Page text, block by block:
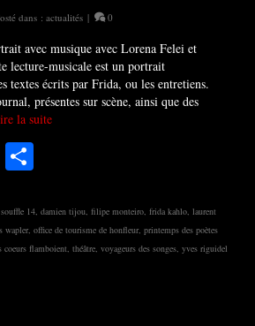
dans : actualités | 0
avec musique avec Lorena Felei et
lecture-musicale est un portrait
textes écrits par Frida, ou les entretiens.
présentes sur scène, ainsi que des
la suite
Email
14, damien tijou, filipe monteiro, frida kahlo, laurent
wapler, office de tourisme de honfleur, printemps des poètes
coeurs flamboient, théâtre, voyageurs des songes, yves riguidel